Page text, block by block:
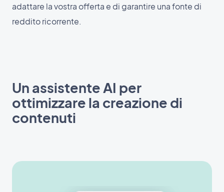
adattare la vostra offerta e di garantire una fonte di
reddito ricorrente.
Un assistente AI per
ottimizzare la creazione di
contenuti